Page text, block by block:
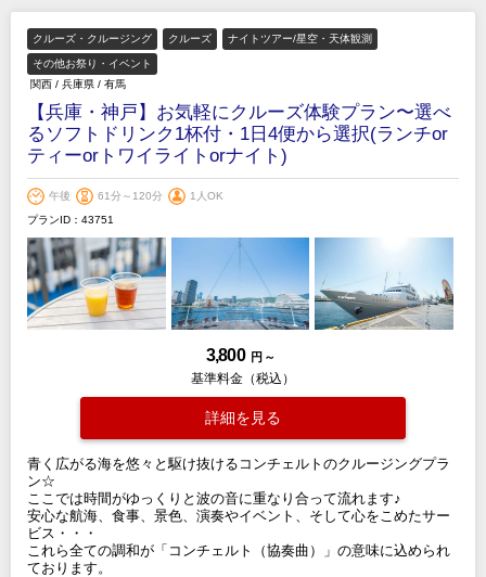
クルーズ・クルージング クルーズ ナイトツアー/星空・天体観測
その他お祭り・イベント
関西 / 兵庫県 / 有馬
【兵庫・神戸】お気軽にクルーズ体験プラン〜選べ
るソフトドリンク1杯付・1日4便から選択(ランチor
ティーorトワイライトorナイト)
午後 61分～120分
1人OK
プランID：43751
3,800 円 ～
基準料金（税込）
詳細を見る
青く広がる海を悠々と駆け抜けるコンチェルトのクルージングプラ
ン☆
ここでは時間がゆっくりと波の音に重なり合って流れます♪
安心な航海、食事、景色、演奏やイベント、そして心をこめたサー
ビス・・・
これら全ての調和が「コンチェルト（協奏曲）」の意味に込められ
ております。